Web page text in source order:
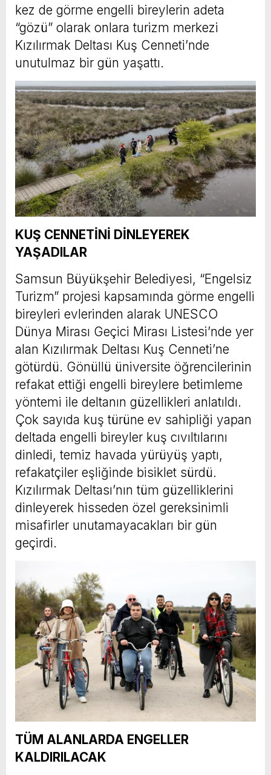
kez de görme engelli bireylerin adeta
“gözü” olarak onlara turizm merkezi
Kızılırmak Deltası Kuş Cenneti’nde
unutulmaz bir gün yaşattı.
KUŞ CENNETİNİ DİNLEYEREK
YAŞADILAR
Samsun Büyükşehir Belediyesi, “Engelsiz
Turizm” projesi kapsamında görme engelli
bireyleri evlerinden alarak UNESCO
Dünya Mirası Geçici Mirası Listesi’nde yer
alan Kızılırmak Deltası Kuş Cenneti’ne
götürdü. Gönüllü üniversite öğrencilerinin
refakat ettiği engelli bireylere betimleme
yöntemi ile deltanın güzellikleri anlatıldı.
Çok sayıda kuş türüne ev sahipliği yapan
deltada engelli bireyler kuş cıvıltılarını
dinledi, temiz havada yürüyüş yaptı,
refakatçiler eşliğinde bisiklet sürdü.
Kızılırmak Deltası’nın tüm güzelliklerini
dinleyerek hisseden özel gereksinimli
misafirler unutamayacakları bir gün
geçirdi.
TÜM ALANLARDA ENGELLER
KALDIRILACAK